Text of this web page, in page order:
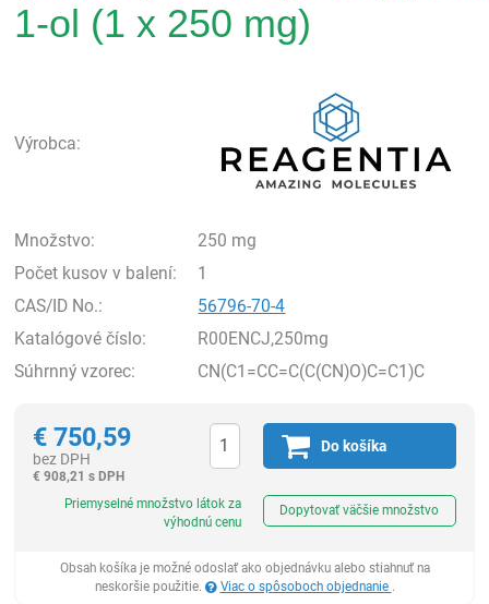
1-ol (1 x 250 mg)
Výrobca:
Množstvo:
250 mg
Počet kusov v balení:
1
CAS/ID No.:
56796-70-4
Katalógové číslo:
R00ENCJ,250mg
Súhrnný vzorec:
CN(C1=CC=C(C(CN)O)C=C1)C
€ 750,59
bez DPH
€ 908,21 s DPH
Do košíka
Priemyselné množstvo látok za
výhodnú cenu
Dopytovať väčšie množstvo
Obsah košíka je možné odoslať ako objednávku alebo stiahnuť na
neskoršie použitie.
Viac o spôsoboch objednanie .